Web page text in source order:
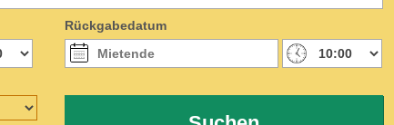
Rückgabedatum